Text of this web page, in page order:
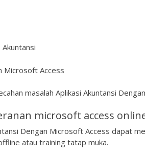
Microsoft Access
masalah Aplikasi Akuntansi
microsoft access
Dengan Microsoft Access dapat
atau training tatap muka.